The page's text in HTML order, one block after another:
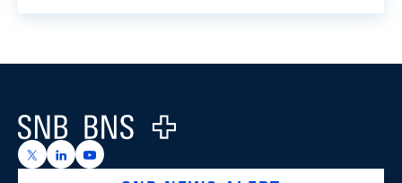
Logo
https://x.com/snb_bns
https://ch.linkedin.com/company/swiss-national-
https://www.youtube.com/@swissnationalbank